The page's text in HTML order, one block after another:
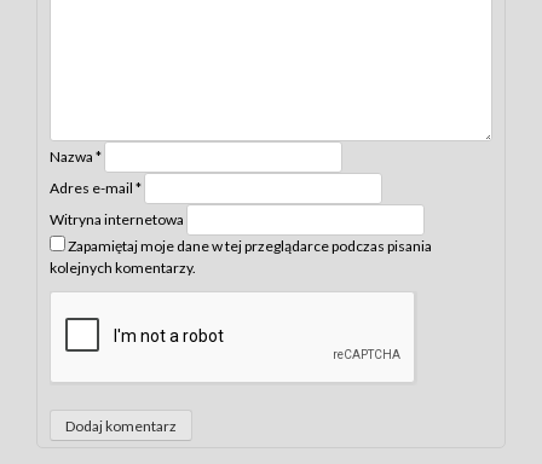
Nazwa *
Adres e-mail *
Witryna internetowa
Zapamiętaj moje dane w tej przeglądarce podczas pisania
kolejnych komentarzy.